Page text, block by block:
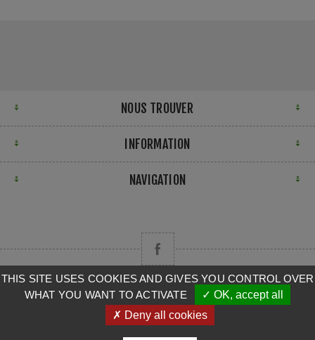
NOUS TROUVER
INFORMATION
NAVIGATION
Copyright © 2026 CAMPA. Tous droits réservés.
Powered by nopCommerce
THIS SITE USES COOKIES AND GIVES YOU CONTROL OVER
WHAT YOU WANT TO ACTIVATE
✓ OK, accept all
✗ Deny all cookies